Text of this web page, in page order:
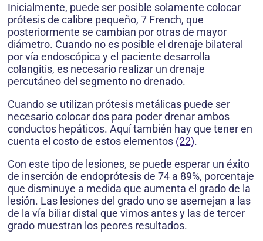
Inicialmente, puede ser posible solamente colocar
prótesis de calibre pequeño, 7 French, que
posteriormente se cambian por otras de mayor
diámetro. Cuando no es posible el drenaje bilateral
por vía endoscópica y el paciente desarrolla
colangitis, es necesario realizar un drenaje
percutáneo del segmento no drenado.
Cuando se utilizan prótesis metálicas puede ser
necesario colocar dos para poder drenar ambos
conductos hepáticos. Aquí también hay que tener en
cuenta el costo de estos elementos (22).
Con este tipo de lesiones, se puede esperar un éxito
de inserción de endoprótesis de 74 a 89%, porcentaje
que disminuye a medida que aumenta el grado de la
lesión. Las lesiones del grado uno se asemejan a las
de la vía biliar distal que vimos antes y las de tercer
grado muestran los peores resultados.